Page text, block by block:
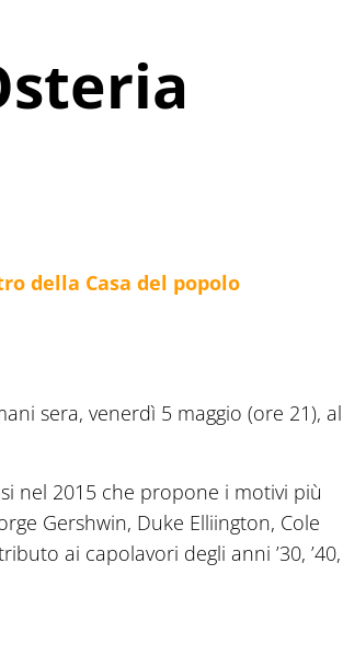
della Casa del popolo
sera, venerdì 5 maggio (ore 21), al
nel 2015 che propone i motivi più
Gershwin, Duke Elliington, Cole
ai capolavori degli anni ’30, ’40,